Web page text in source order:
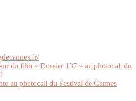
du film « Dossier 137 » au photocall du
au photocall du Festival de Cannes